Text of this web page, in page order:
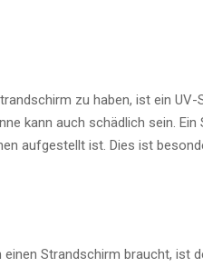
zu haben, ist ein
kann auch schädlich sein.
aufgestellt ist. Dies ist
Strandschirm braucht, ist